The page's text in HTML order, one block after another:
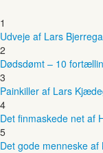
1
Udveje af Lars
2
Dødsdømt – 10
3
Painkiller af Lars
4
Det finmaskede net af
5
Det gode menneske af